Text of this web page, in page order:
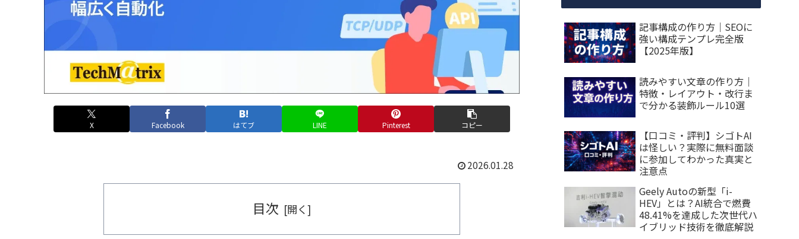
X Facebook はてブ LINE Pinterest コピー
2026.01.28
目次
記事構成の作り方｜SEOに
強い構成テンプレ完全版
【2025年版】
読みやすい文章の作り方｜
特徴・レイアウト・改行ま
で分かる装飾ルール10選
【口コミ・評判】シゴトAI
は怪しい？実際に無料面談
に参加してわかった真実と
注意点
Geely Autoの新型「i-
HEV」とは？AI統合で燃費
48.41%を達成した次世代ハ
イブリッド技術を徹底解説